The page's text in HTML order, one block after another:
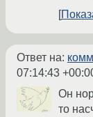
Ответ на:
07:14:43
Он
то